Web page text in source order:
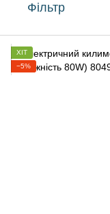
Фільтр
ХІТ
−5%